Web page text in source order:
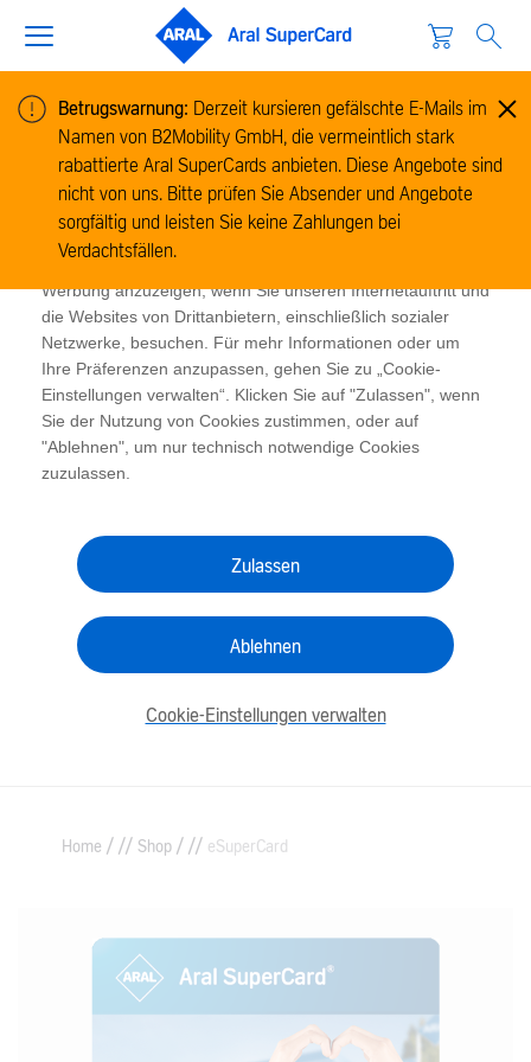
Cookie-Informationen
Wir verwenden Cookies, um Informationen zur Nutzung
unserer Website zu sammeln und zu analysieren und um
das Funktionieren der Website zu ermöglichen. Cookies
Werbung anzuzeigen, wenn Sie unseren Internetauftritt und
die Websites von Drittanbietern, einschließlich sozialer
Netzwerke, besuchen. Für mehr Informationen oder um
Ihre Präferenzen anzupassen, gehen Sie zu „Cookie-
Einstellungen verwalten“. Klicken Sie auf "Zulassen", wenn
Sie der Nutzung von Cookies zustimmen, oder auf
"Ablehnen", um nur technisch notwendige Cookies
zuzulassen.
Zulassen
Ablehnen
Cookie-Einstellungen verwalten
Betrugswarnung: Derzeit kursieren gefälschte E-Mails im
Namen von B2Mobility GmbH, die vermeintlich stark
rabattierte Aral SuperCards anbieten. Diese Angebote sind
nicht von uns. Bitte prüfen Sie Absender und Angebote
sorgfältig und leisten Sie keine Zahlungen bei
Verdachtsfällen.
Home / Shop / eSuperCard